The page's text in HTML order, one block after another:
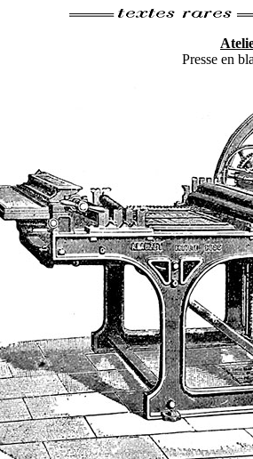
Presse en